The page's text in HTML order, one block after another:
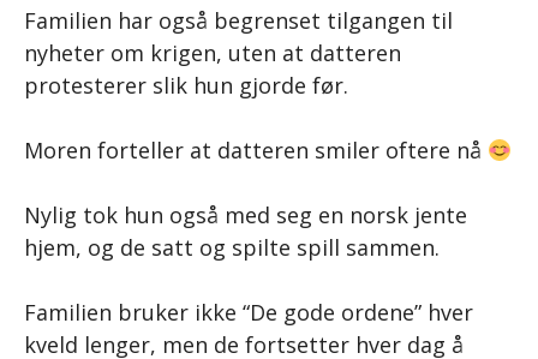
Familien har også begrenset tilgangen til
nyheter om krigen, uten at datteren
protesterer slik hun gjorde før.
Moren forteller at datteren smiler oftere nå
Nylig tok hun også med seg en norsk jente
hjem, og de satt og spilte spill sammen.
Familien bruker ikke “De gode ordene” hver
kveld lenger, men de fortsetter hver dag å